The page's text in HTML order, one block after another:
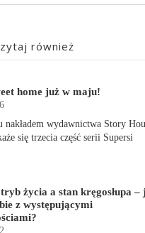
również
home już w maju!
nakładem wydawnictwa Story
się trzecia część serii Supersi
Frederic Maupome. Ten tom nosi
i wspomagane przez
Al. Są rozdarte między chęcią
normalnego życia wśród ludzi a
życia a stan kręgosłupa –
z występującymi